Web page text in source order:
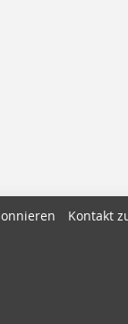
Kontakt